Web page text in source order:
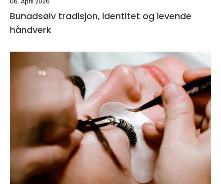
Bunadsølv tradisjon, identitet og levende
håndverk